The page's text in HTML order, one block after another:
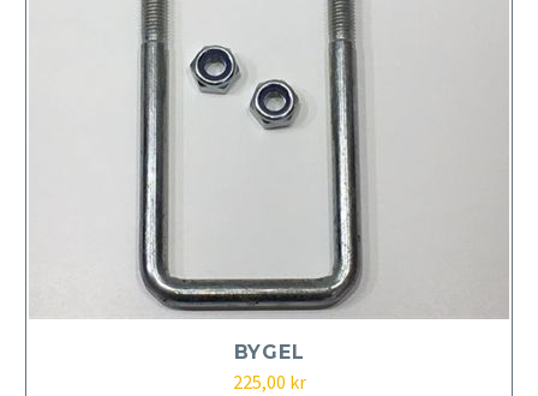
BYGEL
225,00 kr